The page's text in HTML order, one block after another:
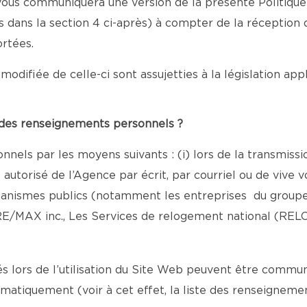
communiquera une version de la présente
dans la section 4 ci-après) à compter de la
de celle-ci sont assujetties à la législation
renseignements personnels ?
par les moyens suivants : (i) lors de la
de l’Agence par écrit, par courriel ou de vive
publics (notamment les entreprises du
MAX inc., Les Services de relogement national
lors de l’utilisation du Site Web peuvent être
(voir à cet effet, la liste des